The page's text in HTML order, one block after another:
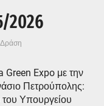
2026
Δράση
Green Expo με την
Πετρούπολης:
του Υπουργείου